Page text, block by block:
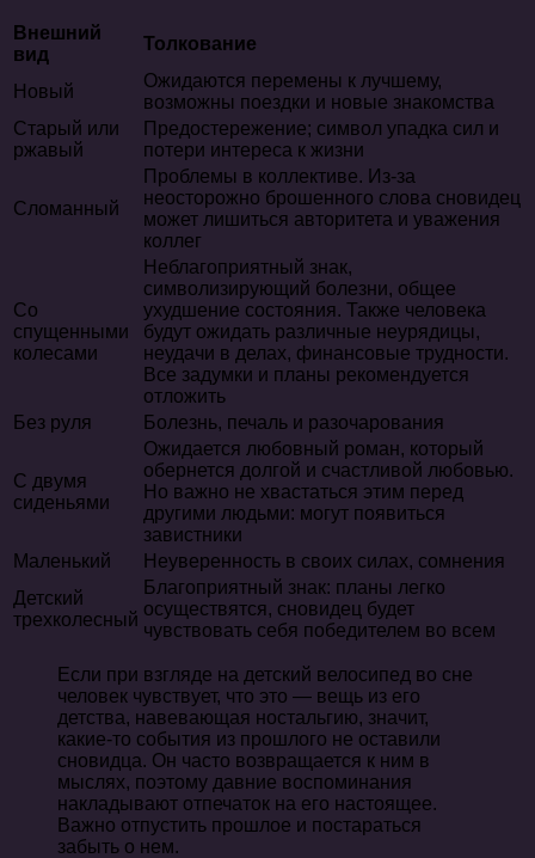
Внешний
вид
Толкование
Новый
Ожидаются перемены к лучшему,
возможны поездки и новые знакомства
Старый или
ржавый
Предостережение; символ упадка сил и
потери интереса к жизни
Сломанный
Проблемы в коллективе. Из-за
неосторожно брошенного слова сновидец
может лишиться авторитета и уважения
коллег
Со
спущенными
колесами
Неблагоприятный знак,
символизирующий болезни, общее
ухудшение состояния. Также человека
будут ожидать различные неурядицы,
неудачи в делах, финансовые трудности.
Все задумки и планы рекомендуется
отложить
Без руля
Болезнь, печаль и разочарования
С двумя
сиденьями
Ожидается любовный роман, который
обернется долгой и счастливой любовью.
Но важно не хвастаться этим перед
другими людьми: могут появиться
завистники
Маленький
Неуверенность в своих силах, сомнения
Детский
трехколесный
Благоприятный знак: планы легко
осуществятся, сновидец будет
чувствовать себя победителем во всем
Если при взгляде на детский велосипед во сне
человек чувствует, что это — вещь из его
детства, навевающая ностальгию, значит,
какие-то события из прошлого не оставили
сновидца. Он часто возвращается к ним в
мыслях, поэтому давние воспоминания
накладывают отпечаток на его настоящее.
Важно отпустить прошлое и постараться
забыть о нем.